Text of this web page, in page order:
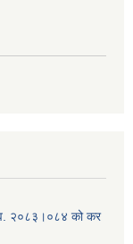
२०८३।०८४ को कर